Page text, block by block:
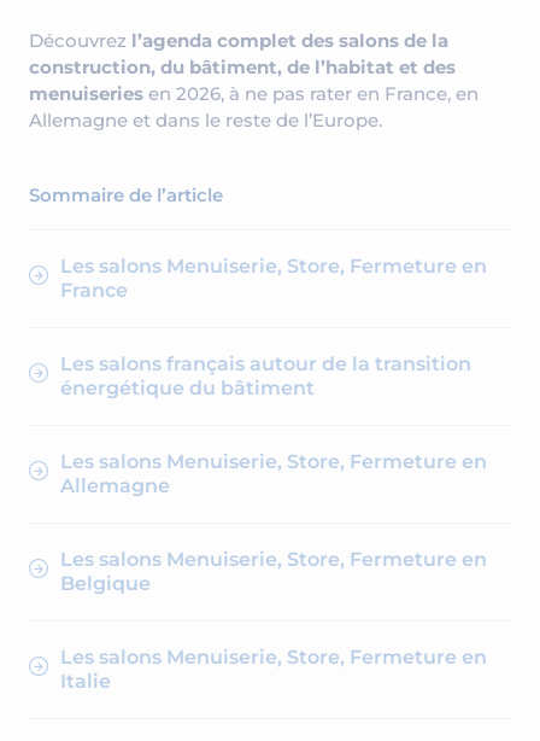
Découvrez l’agenda complet des salons de la
construction, du bâtiment, de l’habitat et des
menuiseries en 2026, à ne pas rater en France, en
Allemagne et dans le reste de l’Europe.
Sommaire de l’article
Les salons Menuiserie, Store, Fermeture en
France
Les salons français autour de la transition
énergétique du bâtiment
Les salons Menuiserie, Store, Fermeture en
Allemagne
Les salons Menuiserie, Store, Fermeture en
Belgique
Les salons Menuiserie, Store, Fermeture en
Italie